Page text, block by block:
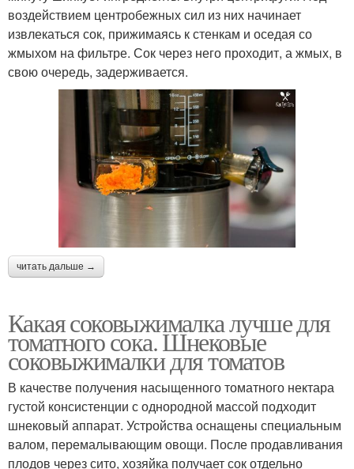
воздействием центробежных сил из них начинает
извлекаться сок, прижимаясь к стенкам и оседая со
жмыхом на фильтре. Сок через него проходит, а жмых, в
свою очередь, задерживается.
читать дальше →
Какая соковыжималка лучше для
томатного сока. Шнековые
соковыжималки для томатов
В качестве получения насыщенного томатного нектара
густой консистенции с однородной массой подходит
шнековый аппарат. Устройства оснащены специальным
валом, перемалывающим овощи. После продавливания
плодов через сито, хозяйка получает сок отдельно